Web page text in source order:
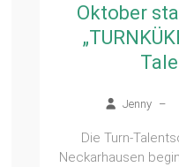
Oktober
Jenny –
Die Turn-
Neckarhausen